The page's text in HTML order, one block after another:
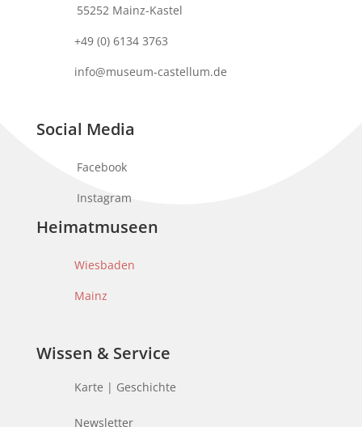
55252 Mainz-Kastel
+49 (0) 6134 3763
info@museum-castellum.de
Social Media
Facebook
Instagram
Heimatmuseen
Wiesbaden
Mainz
Wissen & Service
Karte | Geschichte
Newsletter